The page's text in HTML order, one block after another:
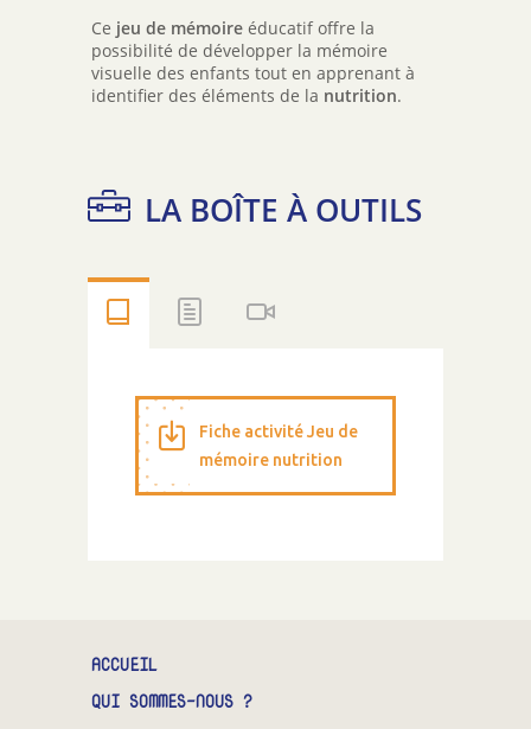
Ce jeu de mémoire éducatif offre la
possibilité de développer la mémoire
visuelle des enfants tout en apprenant à
identifier des éléments de la nutrition.
LA BOÎTE À OUTILS
Fiche activité Jeu de
mémoire nutrition
ACCUEIL
QUI SOMMES-NOUS ?